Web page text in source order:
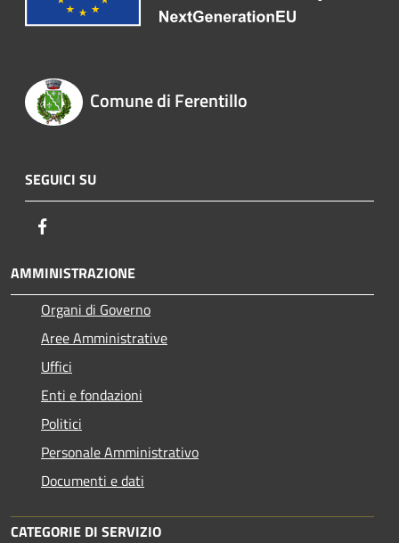
Comune di Ferentillo
SEGUICI SU
AMMINISTRAZIONE
Organi di Governo
Aree Amministrative
Uffici
Enti e fondazioni
Politici
Personale Amministrativo
Documenti e dati
CATEGORIE DI SERVIZIO